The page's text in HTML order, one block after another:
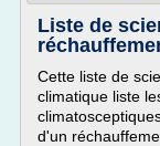
Liste de
Cette liste de
climatique liste
d'un